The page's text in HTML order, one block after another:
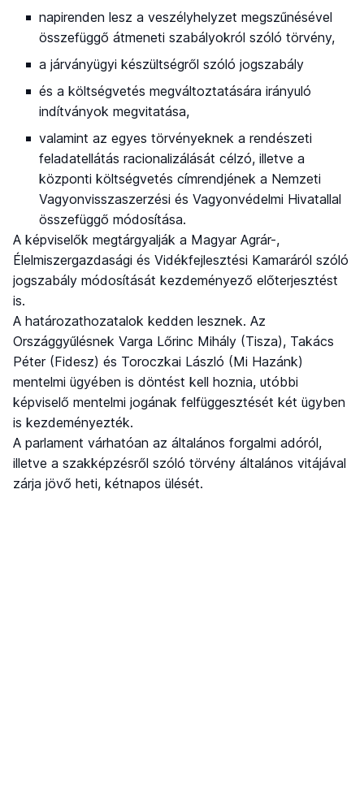
napirenden lesz a veszélyhelyzet megszűnésével
összefüggő átmeneti szabályokról szóló törvény,
a járványügyi készültségről szóló jogszabály
és a költségvetés megváltoztatására irányuló
indítványok megvitatása,
valamint az egyes törvényeknek a rendészeti
feladatellátás racionalizálását célzó, illetve a
központi költségvetés címrendjének a Nemzeti
Vagyonvisszaszerzési és Vagyonvédelmi Hivatallal
összefüggő módosítása.
A képviselők megtárgyalják a Magyar Agrár-,
Élelmiszergazdasági és Vidékfejlesztési Kamaráról szóló
jogszabály módosítását kezdeményező előterjesztést
is.
A határozathozatalok kedden lesznek. Az
Országgyűlésnek Varga Lőrinc Mihály (Tisza), Takács
Péter (Fidesz) és Toroczkai László (Mi Hazánk)
mentelmi ügyében is döntést kell hoznia, utóbbi
képviselő mentelmi jogának felfüggesztését két ügyben
is kezdeményezték.
A parlament várhatóan az általános forgalmi adóról,
illetve a szakképzésről szóló törvény általános vitájával
zárja jövő heti, kétnapos ülését.